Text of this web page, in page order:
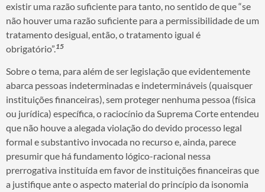
existir uma razão suficiente para tanto, no sentido de que “se
não houver uma razão suficiente para a permissibilidade de um
tratamento desigual, então, o tratamento igual é
obrigatório”.15
Sobre o tema, para além de ser legislação que evidentemente
abarca pessoas indeterminadas e indetermináveis (quaisquer
instituições financeiras), sem proteger nenhuma pessoa (física
ou jurídica) específica, o raciocínio da Suprema Corte entendeu
que não houve a alegada violação do devido processo legal
formal e substantivo invocada no recurso e, ainda, parece
presumir que há fundamento lógico-racional nessa
prerrogativa instituída em favor de instituições financeiras que
a justifique ante o aspecto material do princípio da isonomia